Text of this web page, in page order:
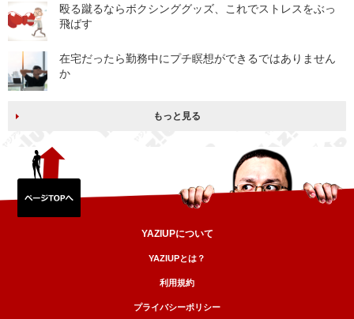
殴る蹴るならボクシンググッズ、これでストレスをぶっ
飛ばす
在宅だったら勤務中にプチ瞑想ができるではありません
か
もっと見る
YAZIUPについて
YAZIUPとは？
利用規約
プライバシーポリシー